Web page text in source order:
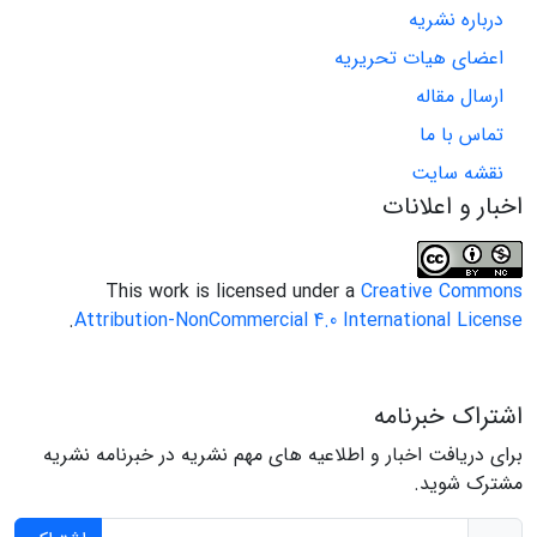
درباره نشریه
اعضای هیات تحریریه
ارسال مقاله
تماس با ما
نقشه سایت
اخبار و اعلانات
This work is licensed under a Creative Commons
Attribution-NonCommercial 4.0 International License
.
اشتراک خبرنامه
برای دریافت اخبار و اطلاعیه های مهم نشریه در خبرنامه نشریه
مشترک شوید.